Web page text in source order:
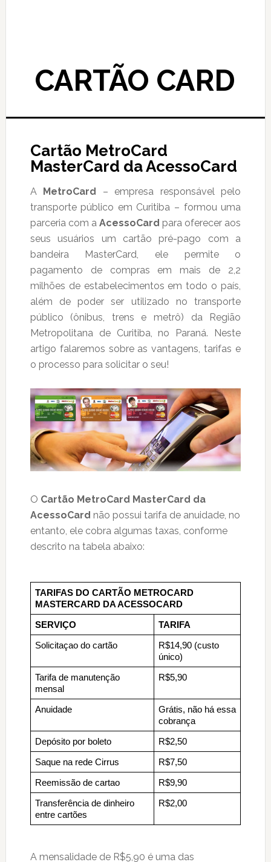
CARTÃO CARD
Cartão MetroCard
MasterCard da AcessoCard
A MetroCard – empresa responsável pelo
transporte público em Curitiba – formou uma
parceria com a AcessoCard para oferecer aos
seus usuários um cartão pré-pago com a
bandeira MasterCard, ele permite o
pagamento de compras em mais de 2,2
milhões de estabelecimentos em todo o país,
além de poder ser utilizado no transporte
público (ônibus, trens e metrô) da Região
Metropolitana de Curitiba, no Paraná. Neste
artigo falaremos sobre as vantagens, tarifas e
o processo para solicitar o seu!
O Cartão MetroCard MasterCard da
AcessoCard não possui tarifa de anuidade, no
entanto, ele cobra algumas taxas, conforme
descrito na tabela abaixo:
TARIFAS DO CARTÃO METROCARD
MASTERCARD DA ACESSOCARD
SERVIÇO TARIFA
Solicitaçao do cartão
R$14,90 (custo
único)
Tarifa de manutenção
mensal
R$5,90
Anuidade
Grátis, não há essa
cobrança
Depósito por boleto R$2,50
Saque na rede Cirrus R$7,50
Reemissão de cartao R$9,90
Transferência de dinheiro
entre cartões
R$2,00
A mensalidade de R$5,90 é uma das